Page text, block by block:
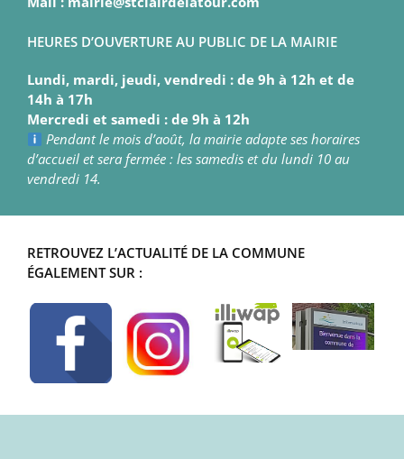
HEURES D’OUVERTURE AU PUBLIC DE LA MAIRIE
Lundi, mardi, jeudi, vendredi : de 9h à 12h et de
14h à 17h
Mercredi et samedi : de 9h à 12h
Pendant le mois d’août, la mairie adapte ses horaires
d’accueil et sera fermée : les samedis et du lundi 10 au
vendredi 14.
RETROUVEZ L’ACTUALITÉ DE LA COMMUNE
ÉGALEMENT SUR :